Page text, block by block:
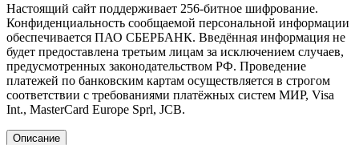
Настоящий сайт поддерживает 256-битное шифрование.
Конфиденциальность сообщаемой персональной информации
обеспечивается ПАО СБЕРБАНК. Введённая информация не
будет предоставлена третьим лицам за исключением случаев,
предусмотренных законодательством РФ. Проведение
платежей по банковским картам осуществляется в строгом
соответствии с требованиями платёжных систем МИР, Visa
Int., MasterCard Europe Sprl, JCB.
Описание